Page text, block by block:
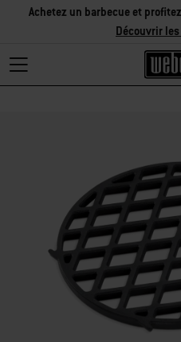
Achetez un barbecue et
Découvrir